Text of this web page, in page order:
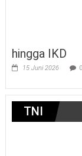
hingga IKD
15 Juni 2026 0
TNI